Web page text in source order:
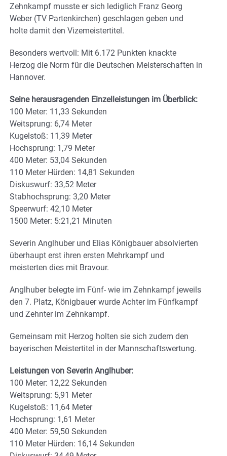
Zehnkampf musste er sich lediglich Franz Georg
Weber (TV Partenkirchen) geschlagen geben und
holte damit den Vizemeistertitel.
Besonders wertvoll: Mit 6.172 Punkten knackte
Herzog die Norm für die Deutschen Meisterschaften in
Hannover.
Seine herausragenden Einzelleistungen im Überblick:
100 Meter: 11,33 Sekunden
Weitsprung: 6,74 Meter
Kugelstoß: 11,39 Meter
Hochsprung: 1,79 Meter
400 Meter: 53,04 Sekunden
110 Meter Hürden: 14,81 Sekunden
Diskuswurf: 33,52 Meter
Stabhochsprung: 3,20 Meter
Speerwurf: 42,10 Meter
1500 Meter: 5:21,21 Minuten
Severin Anglhuber und Elias Königbauer absolvierten
überhaupt erst ihren ersten Mehrkampf und
meisterten dies mit Bravour.
Anglhuber belegte im Fünf- wie im Zehnkampf jeweils
den 7. Platz, Königbauer wurde Achter im Fünfkampf
und Zehnter im Zehnkampf.
Gemeinsam mit Herzog holten sie sich zudem den
bayerischen Meistertitel in der Mannschaftswertung.
Leistungen von Severin Anglhuber:
100 Meter: 12,22 Sekunden
Weitsprung: 5,91 Meter
Kugelstoß: 11,64 Meter
Hochsprung: 1,61 Meter
400 Meter: 59,50 Sekunden
110 Meter Hürden: 16,14 Sekunden